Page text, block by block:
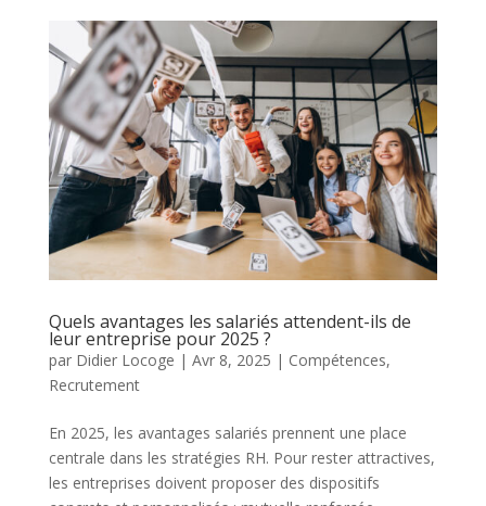
Quels avantages les salariés attendent-ils de
leur entreprise pour 2025 ?
par Didier Locoge | Avr 8, 2025 | Compétences,
Recrutement
En 2025, les avantages salariés prennent une place
centrale dans les stratégies RH. Pour rester attractives,
les entreprises doivent proposer des dispositifs